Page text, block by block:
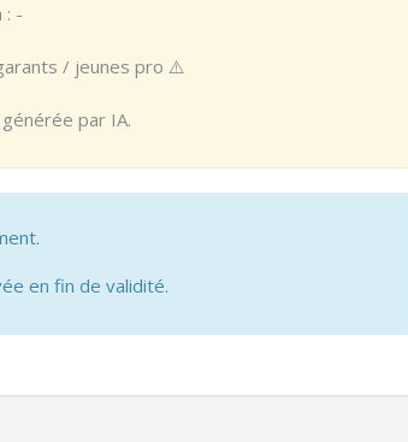
: -
/ jeunes pro ⚠️
par IA.
en fin de validité.